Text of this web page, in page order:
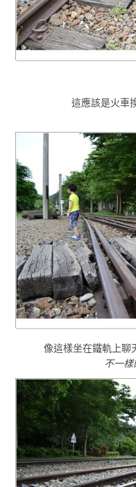
這應該是火車
像這樣坐在鐵軌上聊
不一樣